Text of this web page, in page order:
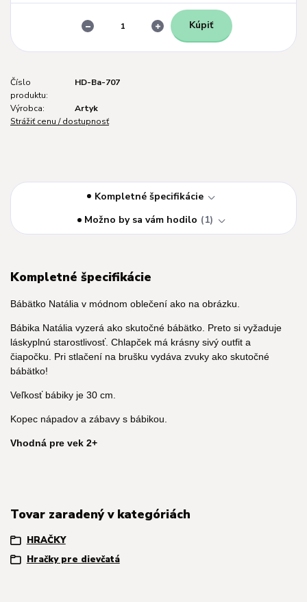
Kúpiť
Číslo
produktu:
HD-Ba-707
Výrobca:
Artyk
Strážiť cenu / dostupnosť
Kompletné špecifikácie
Možno by sa vám hodilo
1
Kompletné špecifikácie
Bábätko Natália v módnom oblečení ako na obrázku.
Bábika Natália vyzerá ako skutočné bábätko. Preto si vyžaduje
láskyplnú starostlivosť. Chlapček má krásny sivý outfit a
čiapočku. Pri stlačení na brušku vydáva zvuky ako skutočné
bábätko!
Veľkosť bábiky je 30 cm.
Kopec nápadov a zábavy s bábikou.
Vhodná pre vek 2+
Tovar zaradený v kategóriách
HRAČKY
Hračky pre dievčatá